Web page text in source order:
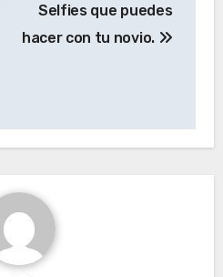
Selfies que puedes
hacer con tu novio.